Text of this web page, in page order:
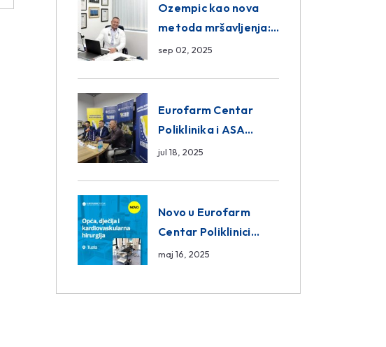
Ozempic kao nova
metoda mršavljenja:
da ili ne?
sep 02, 2025
Eurofarm Centar
Poliklinika i ASA
CENTRAL osiguranje
BiH
jul 18, 2025
Novo u Eurofarm
Centar Poliklinici
Tuzla – opća, dječija i
hirurgija
maj 16, 2025